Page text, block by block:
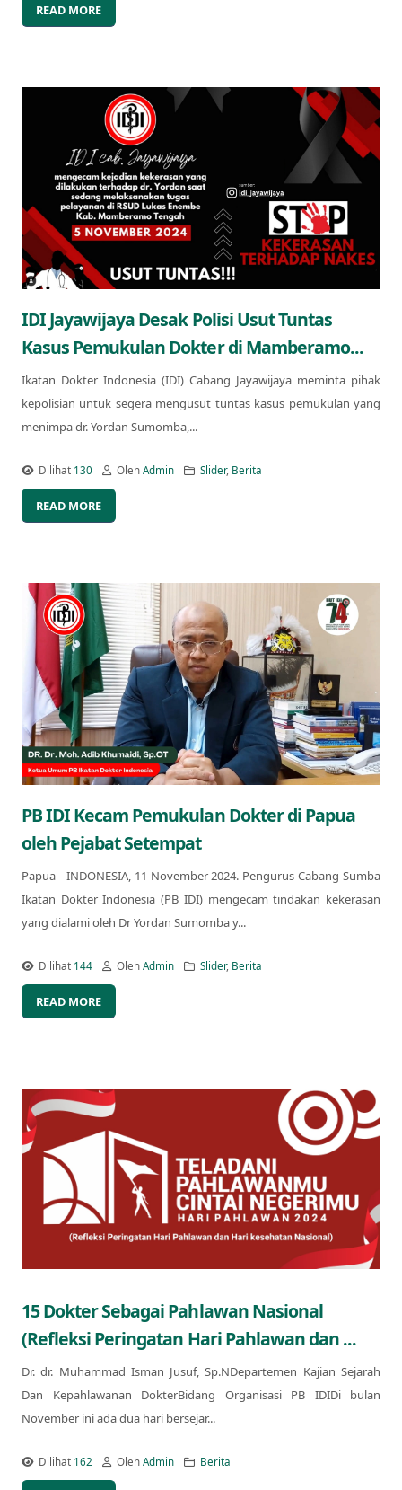
READ MORE
IDI Jayawijaya Desak Polisi Usut Tuntas
Kasus Pemukulan Dokter di Mamberamo...
Ikatan Dokter Indonesia (IDI) Cabang Jayawijaya meminta pihak
kepolisian untuk segera mengusut tuntas kasus pemukulan yang
menimpa dr. Yordan Sumomba,...
Dilihat 130 OlehAdmin Slider, Berita
READ MORE
PB IDI Kecam Pemukulan Dokter di Papua
oleh Pejabat Setempat
Papua - INDONESIA, 11 November 2024. Pengurus Cabang Sumba
Ikatan Dokter Indonesia (PB IDI) mengecam tindakan kekerasan
yang dialami oleh Dr Yordan Sumomba y...
Dilihat 144 OlehAdmin Slider, Berita
READ MORE
15 Dokter Sebagai Pahlawan Nasional
(Refleksi Peringatan Hari Pahlawan dan ...
Dr. dr. Muhammad Isman Jusuf, Sp.NDepartemen Kajian Sejarah
Dan Kepahlawanan DokterBidang Organisasi PB IDIDi bulan
November ini ada dua hari bersejar...
Dilihat 162 OlehAdmin Berita